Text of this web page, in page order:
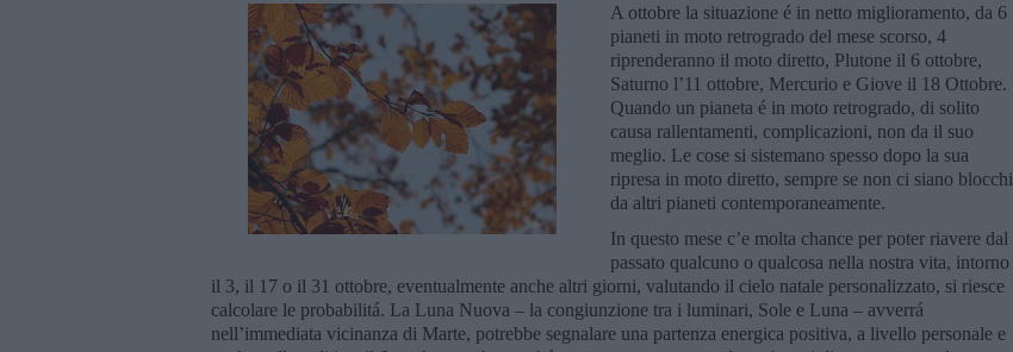
A ottobre la situazione é in netto miglioramento, da 6
pianeti in moto retrogrado del mese scorso, 4
riprenderanno il moto diretto, Plutone il 6 ottobre,
Saturno l’11 ottobre, Mercurio e Giove il 18 Ottobre.
Quando un pianeta é in moto retrogrado, di solito
causa rallentamenti, complicazioni, non da il suo
meglio. Le cose si sistemano spesso dopo la sua
ripresa in moto diretto, sempre se non ci siano blocchi
da altri pianeti contemporaneamente.
In questo mese c’e molta chance per poter riavere dal
passato qualcuno o qualcosa nella nostra vita, intorno
il 3, il 17 o il 31 ottobre, eventualmente anche altri giorni, valutando il cielo natale personalizzato, si riesce
calcolare le probabilitá. La Luna Nuova – la congiunzione tra i luminari, Sole e Luna – avverrá
nell’immediata vicinanza di Marte, potrebbe segnalare una partenza energica positiva, a livello personale e